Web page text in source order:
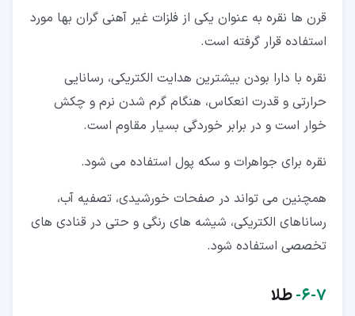
قرن ها نقره به عنوان یکی از فلزات غیر آهنی گران بها مورد
استفاده قرار گرفته است.
نقره با دارا بودن بیشترین هدایت الکتریکی، رسانایی
حرارتی و قدرت انعکاس، هنگام گرم شدن نرم و چکش
خوار است و در برابر خوردگی بسیار مقاوم است.
نقره برای جواهرات و سکه پول استفاده می شود.
همچنین می تواند در صفحات خورشیدی، تصفیه آب،
رساناهای الکتریکی، شیشه های رنگی و حتی در قنادی های
تخصصی استفاده شود.
۷‏-‏۶‏- طلا